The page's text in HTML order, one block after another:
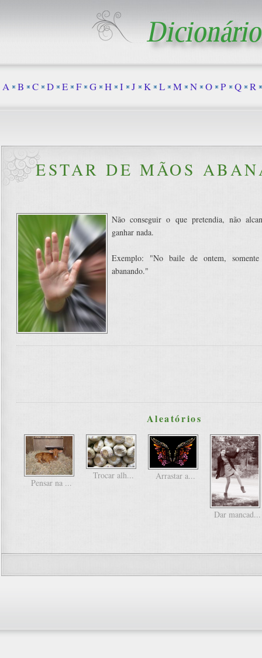
ESTAR DE MÃOS
Não conseguir o que pretendia, não
ganhar nada.
Exemplo: "No baile de ontem,
abanando."
Aleatórios
Pensar na ...
Trocar alh... Arrastar a...
Dar mancad...
A B C D E F G H I J K L M N O P Q R